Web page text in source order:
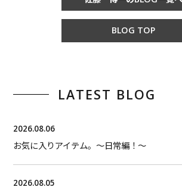
BLOG TOP
LATEST BLOG
2026.08.06
お気に入りアイテム。〜日常編！〜
2026.08.05